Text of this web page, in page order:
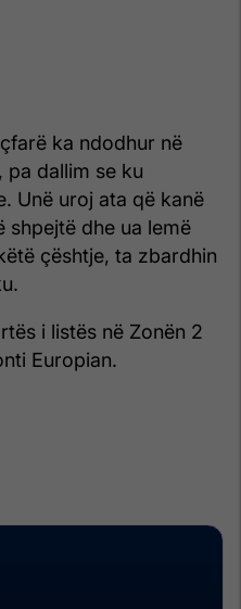
ka ndodhur në
pa dallim se ku
Unë uroj ata që kanë
shpejtë dhe ua lemë
çështje, ta zbardhin
i listës në Zonën 2
Europian.